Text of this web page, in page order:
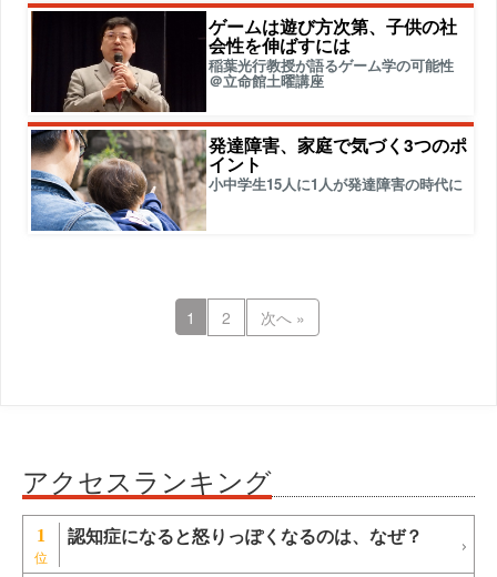
ゲームは遊び方次第、子供の社
会性を伸ばすには
稲葉光行教授が語るゲーム学の可能性
＠立命館土曜講座
発達障害、家庭で気づく3つのポ
イント
小中学生15人に1人が発達障害の時代に
1 2 次へ »
アクセスランキング
1 認知症になると怒りっぽくなるのは、なぜ？